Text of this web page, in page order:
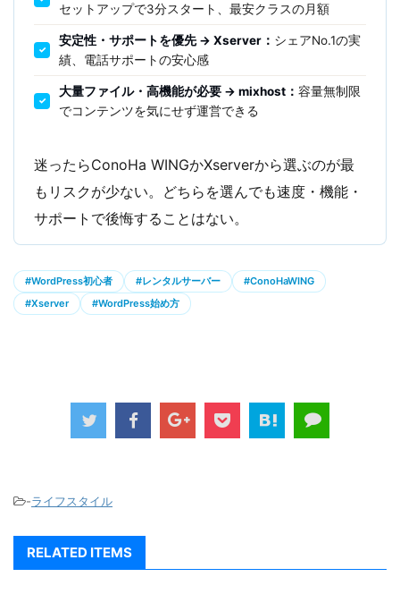
セットアップで3分スタート、最安クラスの月額
安定性・サポートを優先 → Xserver： シェアNo.1の実
績、電話サポートの安心感
大量ファイル・高機能が必要 → mixhost： 容量無制限
でコンテンツを気にせず運営できる
迷ったらConoHa WINGかXserverから選ぶのが最
もリスクが少ない。どちらを選んでも速度・機能・
サポートで後悔することはない。
#WordPress初心者 #レンタルサーバー
#ConoHaWING
#Xserver
#WordPress始め方
-ライフスタイル
RELATED ITEMS